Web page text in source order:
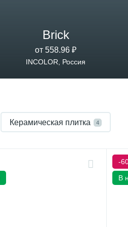
Brick
от 558.96 ₽
INCOLOR, Россия
Керамическая плитка 4
-
В